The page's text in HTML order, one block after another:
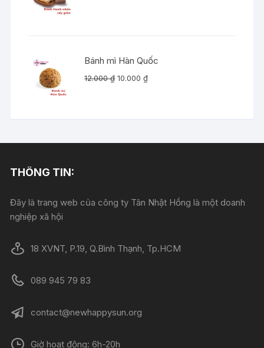
Bánh mì Hàn Quốc
12.000₫ Giá
10.000₫Giá
THÔNG TIN:
Đây là trang web của công ty Tân Nhật Hồng là một doanh
nghiệp xã hội
18 XVNT, P.19, Q.Bình Thạnh, Tp.HCM
089 945 79 83
contact@newhappysun.org
Giờ hoạt động: 6h-20h